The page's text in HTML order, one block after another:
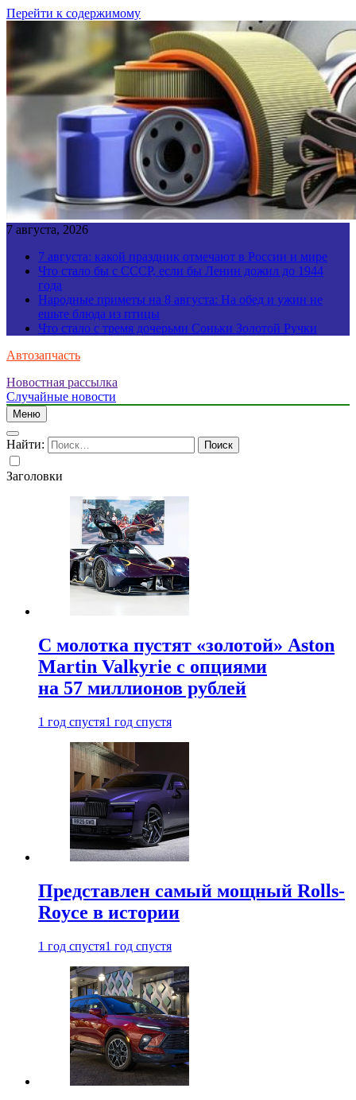
Перейти к содержимому
7 августа, 2026
7 августа: какой праздник отмечают в России и мире
Что стало бы с СССР, если бы Ленин дожил до 1944
года
Народные приметы на 8 августа: На обед и ужин не
ешьте блюда из птицы
Что стало с тремя дочерьми Соньки Золотой Ручки
Автозапчасть
Новостная рассылка
Случайные новости
Меню
Найти:
Заголовки
С молотка пустят «золотой» Aston
Martin Valkyrie с опциями
на 57 миллионов рублей
1 год спустя1 год спустя
Представлен самый мощный Rolls-
Royce в истории
1 год спустя1 год спустя